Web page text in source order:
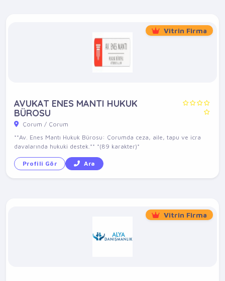
Vitrin Firma
AVUKAT ENES MANTI HUKUK
BÜROSU
Çorum / Çorum
**Av. Enes Mantı Hukuk Bürosu: Çorumda ceza, aile, tapu ve icra
davalarında hukuki destek.** *(89 karakter)*
Profili Gör Ara
Vitrin Firma